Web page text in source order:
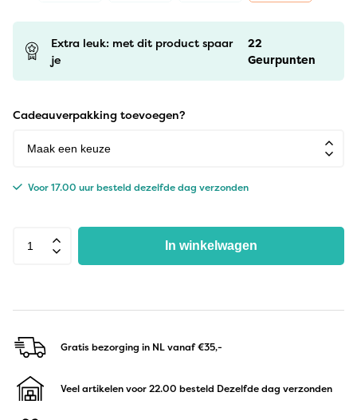
Extra leuk: met dit product spaar
je
22
Geurpunten
Cadeauverpakking toevoegen?
Voor 17.00 uur besteld dezelfde dag verzonden
In winkelwagen
Gratis bezorging in NLvanaf €35,-
Veel artikelen voor 22.00 besteld Dezelfde dag verzonden